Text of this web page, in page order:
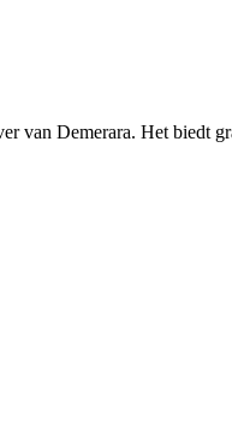
van Demerara. Het biedt